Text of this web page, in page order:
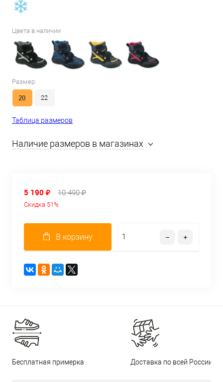
Цвета в наличии
Размер:
20 22
Таблица размеров
Наличие размеров в магазинах
5 190 ₽ 10 490 ₽
Скидка 51%
В корзину
Бесплатная примерка Доставка по всей России